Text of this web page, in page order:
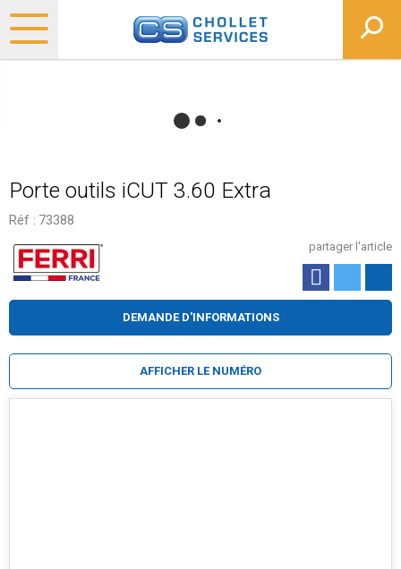
Porte outils iCUT 3.60 Extra
Réf : 73388
partager l'article
DEMANDE D'INFORMATIONS
AFFICHER LE NUMÉRO